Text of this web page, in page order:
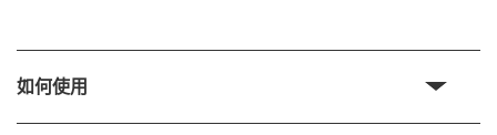
如何使用